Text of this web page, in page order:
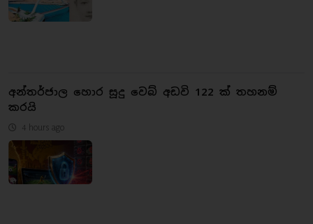
අන්තර්ජාල හොර සූදු වෙබ් අඩවි 122 ක් තහනම්
කරයි
4 hours ago